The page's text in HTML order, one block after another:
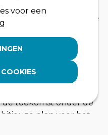
Het
locatie en biedt alle
het ‘doorgeven
genoten van vrijheid
worden
de toekomst onder de
plan voor het
voor een